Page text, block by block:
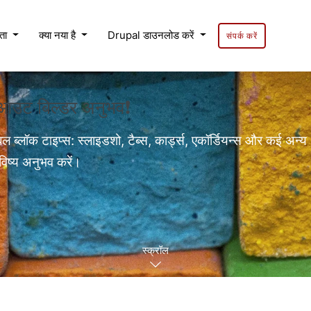
क्या नया है Drupal डाउनलोड करें संपर्क करें
बिल्डर अनुभव❗
ब्लॉक टाइप्स: स्लाइडशो, टैब्स, कार्ड्स, एकॉर्डियन्स और कई
अनुभव करें।
स्क्रॉल